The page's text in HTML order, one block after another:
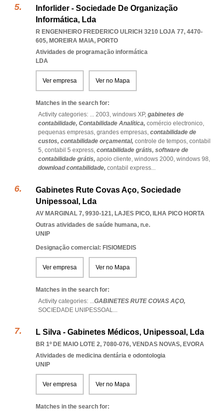
Inforlider - Sociedade De Organização
Informática, Lda
R ENGENHEIRO FREDERICO ULRICH 3210 LOJA 77, 4470-
605, MOREIRA MAIA, PORTO
Atividades de programação informática
LDA
Ver empresa Ver no Mapa
Matches in the search for:
Activity categories: ... 2003, windows XP, gabinetes de
contabilidade, Contabilidade Analítica, comércio electronico,
pequenas empresas, grandes empresas, contabilidade de
custos, contabilidade orçamental, controle de tempos, contabil
5, contabil 5 express, contabilidade grátis, software de
contabilidade grátis, apoio cliente, windows 2000, windows 98,
download contabilidade, contabil express...
Gabinetes Rute Covas Aço, Sociedade
Unipessoal, Lda
AV MARGINAL 7, 9930-121, LAJES PICO, ILHA PICO HORTA
Outras atividades de saúde humana, n.e.
UNIP
Designação comercial: FISIOMEDIS
Ver empresa Ver no Mapa
Matches in the search for:
Activity categories: ...GABINETES RUTE COVAS AÇO,
SOCIEDADE UNIPESSOAL...
L Silva - Gabinetes Médicos, Unipessoal, Lda
BR 1º DE MAIO LOTE 2, 7080-076, VENDAS NOVAS, EVORA
Atividades de medicina dentária e odontologia
UNIP
Ver empresa Ver no Mapa
Matches in the search for: